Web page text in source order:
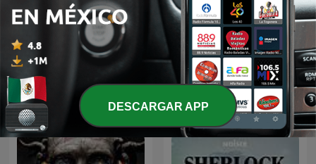
Relatos por Santiago
Segovia
Kalimán | 10 La Atlántida
La Ciudad Perdida - 1966
Más podcasts internacionales de Ficción
DESCARGAR APP